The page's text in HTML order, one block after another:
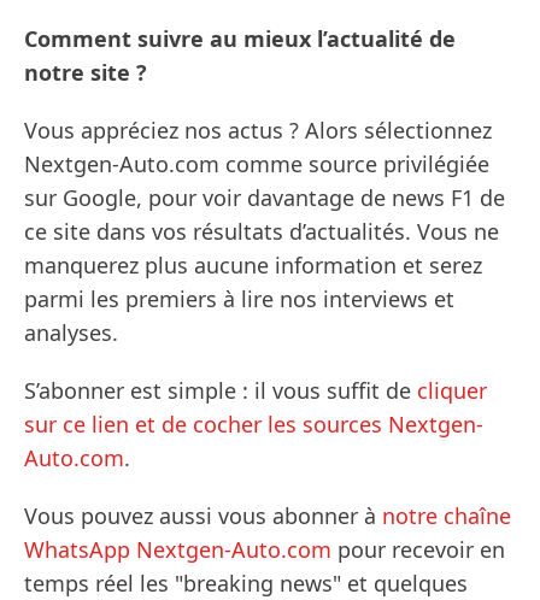
Comment suivre au mieux l’actualité de
notre site ?
Vous appréciez nos actus ? Alors sélectionnez
Nextgen-Auto.com comme source privilégiée
sur Google, pour voir davantage de news F1 de
ce site dans vos résultats d’actualités. Vous ne
manquerez plus aucune information et serez
parmi les premiers à lire nos interviews et
analyses.
S’abonner est simple : il vous suffit de cliquer
sur ce lien et de cocher les sources Nextgen-
Auto.com.
Vous pouvez aussi vous abonner à notre chaîne
WhatsApp Nextgen-Auto.com pour recevoir en
temps réel les "breaking news" et quelques